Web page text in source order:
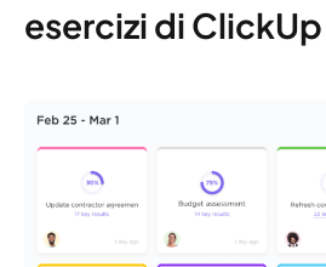
esercizi di ClickUp